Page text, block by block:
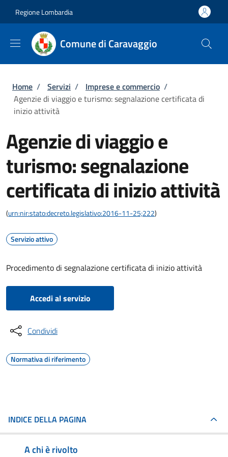
Regione Lombardia
Comune di Caravaggio
Briciole di pane
Home / Servizi / Imprese e commercio /
Agenzie di viaggio e turismo: segnalazione certificata di
inizio attività
Agenzie di viaggio e
turismo: segnalazione
certificata di inizio attività
(urn:nir:stato:decreto.legislativo:2016-11-25;222)
Servizio attivo
Procedimento di segnalazione certificata di inizio attività
Accedi al servizio
Condividi
Normativa di riferimento
INDICE DELLA PAGINA
A chi è rivolto